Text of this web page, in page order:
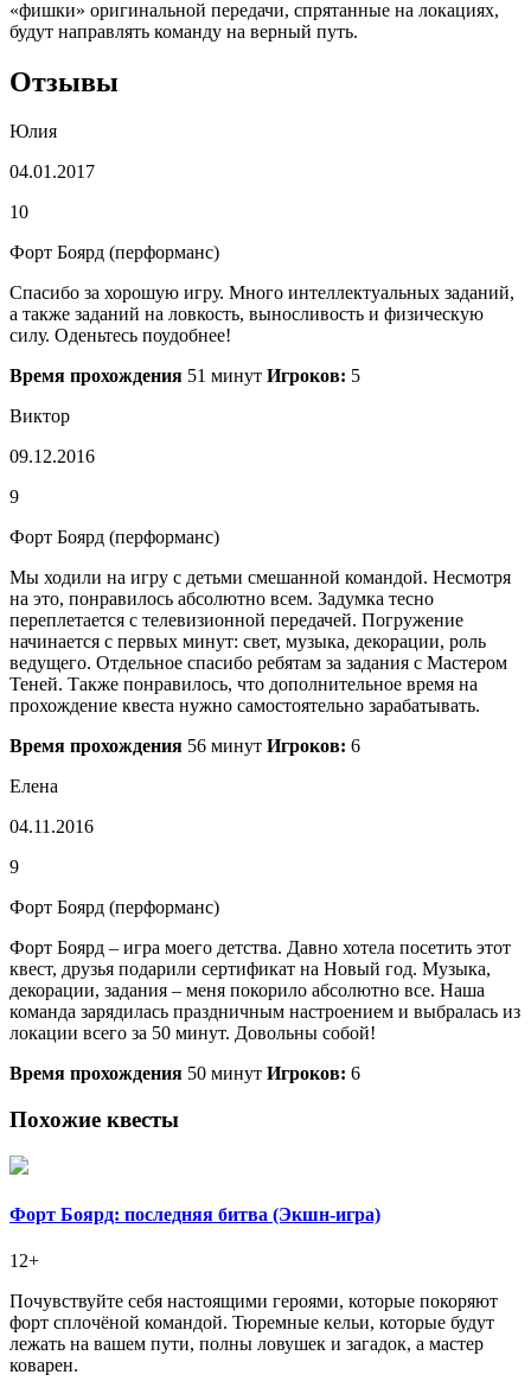
«фишки» оригинальной передачи, спрятанные на локациях,
будут направлять команду на верный путь.
Отзывы
Юлия
04.01.2017
10
Форт Боярд (перформанс)
Спасибо за хорошую игру. Много интеллектуальных заданий,
а также заданий на ловкость, выносливость и физическую
силу. Оденьтесь поудобнее!
Время прохождения 51 минут Игроков: 5
Виктор
09.12.2016
9
Форт Боярд (перформанс)
Мы ходили на игру с детьми смешанной командой. Несмотря
на это, понравилось абсолютно всем. Задумка тесно
переплетается с телевизионной передачей. Погружение
начинается с первых минут: свет, музыка, декорации, роль
ведущего. Отдельное спасибо ребятам за задания с Мастером
Теней. Также понравилось, что дополнительное время на
прохождение квеста нужно самостоятельно зарабатывать.
Время прохождения 56 минут Игроков: 6
Елена
04.11.2016
9
Форт Боярд (перформанс)
Форт Боярд – игра моего детства. Давно хотела посетить этот
квест, друзья подарили сертификат на Новый год. Музыка,
декорации, задания – меня покорило абсолютно все. Наша
команда зарядилась праздничным настроением и выбралась из
локации всего за 50 минут. Довольны собой!
Время прохождения 50 минут Игроков: 6
Похожие квесты
Форт Боярд: последняя битва (Экшн-игра)
12+
Почувствуйте себя настоящими героями, которые покоряют
форт сплочёной командой. Тюремные кельи, которые будут
лежать на вашем пути, полны ловушек и загадок, а мастер
коварен.